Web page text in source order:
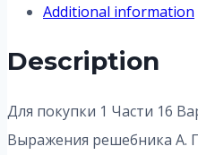
Additional information
Description
Для покупки 1 Части 16
Выражения решебника А.